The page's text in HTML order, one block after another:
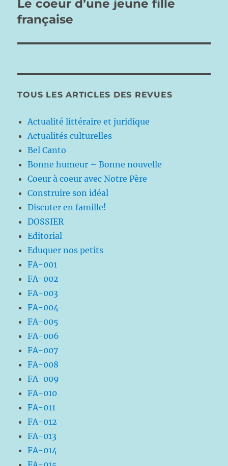
Publication
suivante :
Le coeur d’une jeune fille
française
TOUS LES ARTICLES DES REVUES
Actualité littéraire et juridique
Actualités culturelles
Bel Canto
Bonne humeur – Bonne nouvelle
Coeur à coeur avec Notre Père
Construire son idéal
Discuter en famille!
DOSSIER
Editorial
Eduquer nos petits
FA-001
FA-002
FA-003
FA-004
FA-005
FA-006
FA-007
FA-008
FA-009
FA-010
FA-011
FA-012
FA-013
FA-014